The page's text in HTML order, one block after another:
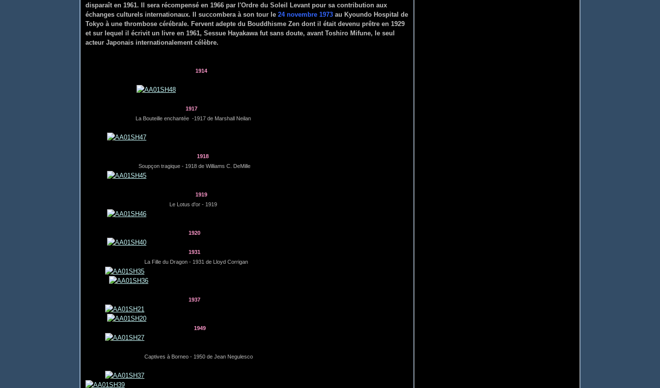
disparaît en 1961. Il sera récompensé en 1966 par l'Ordre du Soleil Levant pour sa contribution aux
échanges culturels internationaux. Il succombera à son tour le 24 novembre 1973 au Kyoundo Hospital de
Tokyo à une thrombose cérébrale. Fervent adepte du Bouddhisme Zen dont il était devenu prêtre en 1929
et sur lequel il écrivit un livre en 1961, Sessue Hayakawa fut sans doute, avant Toshiro Mifune, le seul
acteur Japonais internationalement célèbre.
1914
1917
La Bouteille enchantée -1917 de Marshall Neilan
1918
Soupçon tragique - 1918 de Williams C. DeMille
1919
Le Lotus d'or - 1919
1920
1931
La Fille du Dragon - 1931 de Lloyd Corrigan
1937
1949
Captives à Borneo - 1950 de Jean Negulesco